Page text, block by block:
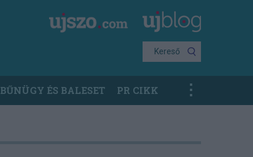
Kereső
BŰNÜGY ÉS BALESET PR CIKK